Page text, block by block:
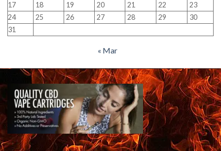
17
18 19 20 21 22
23
24
25 26 27 28 29
30
31
« Mar